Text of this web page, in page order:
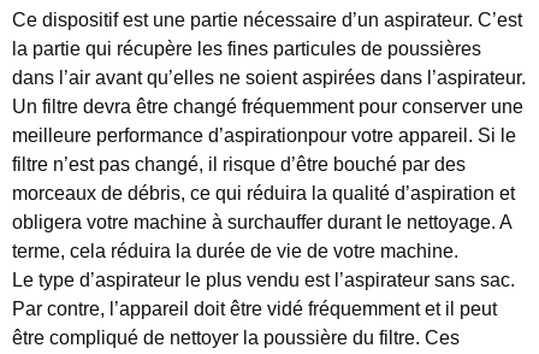
Ce dispositif est une partie nécessaire d’un aspirateur. C’est
la partie qui récupère les fines particules de poussières
dans l’air avant qu’elles ne soient aspirées dans l’aspirateur.
Un filtre devra être changé fréquemment pour conserver une
meilleure performance d’aspirationpour votre appareil. Si le
filtre n’est pas changé, il risque d’être bouché par des
morceaux de débris, ce qui réduira la qualité d’aspiration et
obligera votre machine à surchauffer durant le nettoyage. A
terme, cela réduira la durée de vie de votre machine.
Le type d’aspirateur le plus vendu est l’aspirateur sans sac.
Par contre, l’appareil doit être vidé fréquemment et il peut
être compliqué de nettoyer la poussière du filtre. Ces